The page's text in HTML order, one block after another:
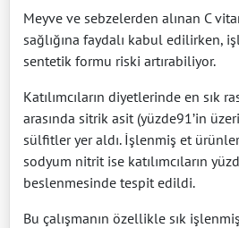
Meyve ve sebzelerden alınan C
sağlığına faydalı kabul edilirken,
sentetik formu riski artırabiliyor.
Katılımcıların diyetlerinde en sık
arasında sitrik asit (yüzde91’in
sülfitler yer aldı. İşlenmiş et
sodyum nitrit ise katılımcıların
beslenmesinde tespit edildi.
Bu çalışmanın özellikle sık